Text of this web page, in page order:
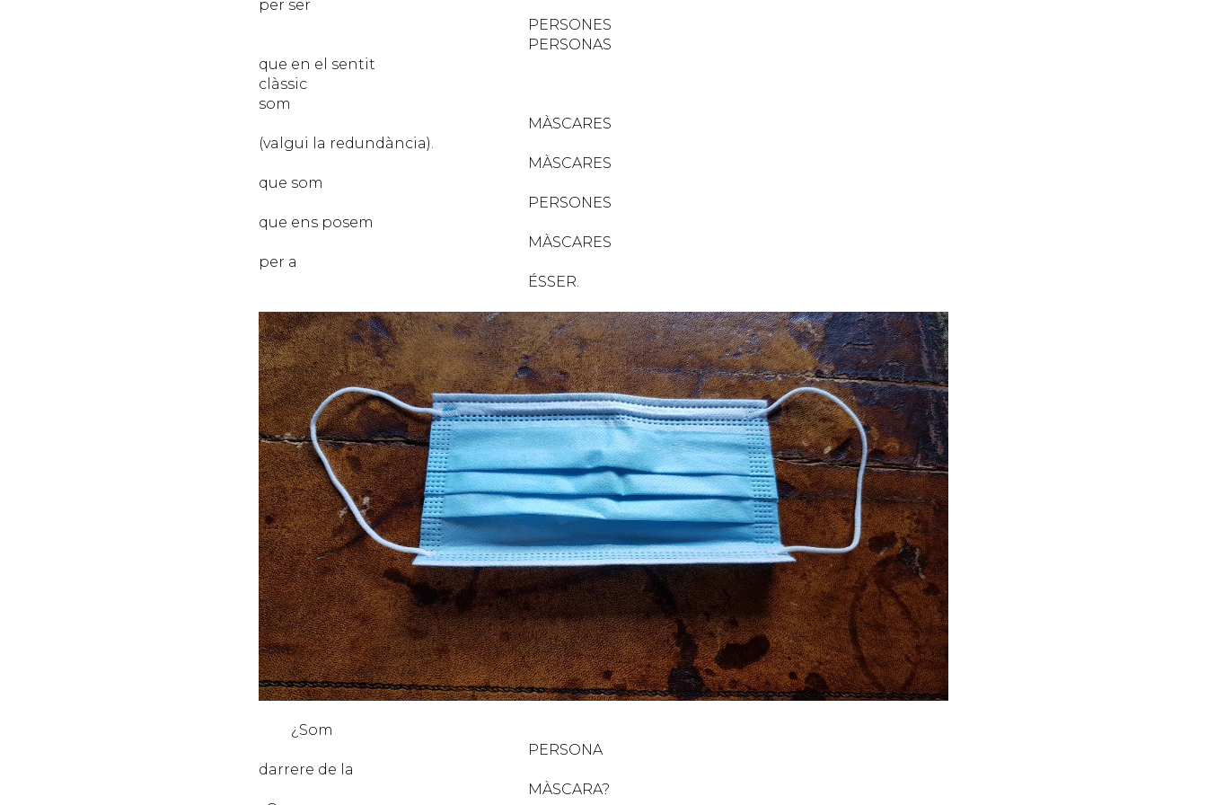
per ser
PERSONES
PERSONAS
que en el sentit
clàssic
som
MÀSCARES
(valgui la redundància).
MÀSCARES
que som
PERSONES
que ens posem
MÀSCARES
per a
ÉSSER.
¿Som
PERSONA
darrere de la
MÀSCARA?